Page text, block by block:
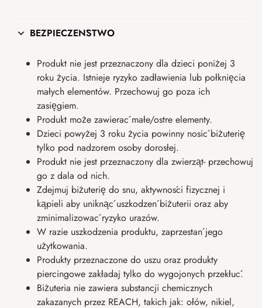
BEZPIECZEŃSTWO
Produkt nie jest przeznaczony dla dzieci poniżej 3
roku życia. Istnieje ryzyko zadławienia lub połknięcia
małych elementów. Przechowuj go poza ich
zasięgiem.
Produkt może zawierać małe/ostre elementy.
Dzieci powyżej 3 roku życia powinny nosić biżuterię
tylko pod nadzorem osoby dorosłej.
Produkt nie jest przeznaczony dla zwierząt- przechowuj
go z dala od nich.
Zdejmuj biżuterię do snu, aktywności fizycznej i
kąpieli aby uniknąć uszkodzeń biżuterii oraz aby
zminimalizować ryzyko urazów.
W razie uszkodzenia produktu, zaprzestań jego
użytkowania.
Produkty przeznaczone do uszu oraz produkty
piercingowe zakładaj tylko do wygojonych przekłuć.
Biżuteria nie zawiera substancji chemicznych
zakazanych przez REACH, takich jak: ołów, nikiel,